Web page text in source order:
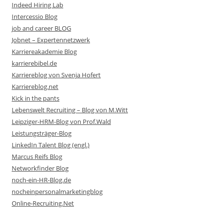
Indeed Hiring Lab
Intercessio Blog
job and career BLOG
Jobnet – Expertennetzwerk
Karriereakademie Blog
karrierebibel.de
Karriereblog von Svenja Hofert
Karriereblog.net
Kick in the pants
Lebenswelt Recruiting – Blog von M.Witt
Leipziger-HRM-Blog von Prof.Wald
Leistungsträger-Blog
LinkedIn Talent Blog (engl.)
Marcus Reifs Blog
Networkfinder Blog
noch-ein-HR-Blog.de
nocheinpersonalmarketingblog
Online-Recruiting.Net